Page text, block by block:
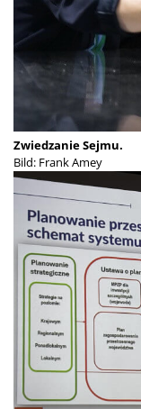
Zwiedzanie Sejmu.
Bild: Frank Amey